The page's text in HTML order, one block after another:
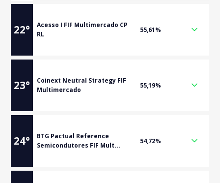
22°
Acesso I FIF Multimercado CP
RL
55,61%
23°
Coinext Neutral Strategy FIF
Multimercado
55,19%
24°
BTG Pactual Reference
Semicondutores FIF Mult...
54,72%